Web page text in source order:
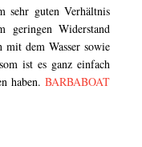
sehr guten Verhältnis
geringen Widerstand
dem Wasser sowie
ist es ganz einfach
haben. BARBABOAT